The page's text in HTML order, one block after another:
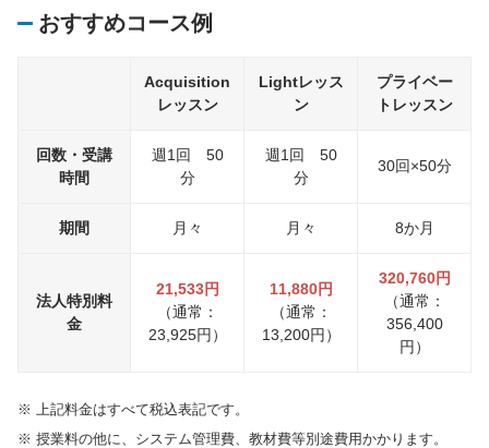
おすすめコース例
Acquisition
レッスン
Lightレッス
ン
プライベー
トレッスン
回数・受講
時間
週1回 50
分
週1回 50
分
30回×50分
期間 月々 月々 8か月
法人特別料
金
21,533円
（通常：
23,925円）
11,880円
（通常：
13,200円）
320,760円
（通常：
356,400
円）
※ 上記料金はすべて税込表記です。
※ 授業料の他に、システム管理費、教材費等別途費用かかります。